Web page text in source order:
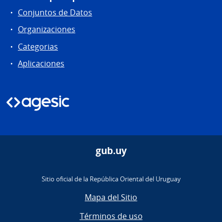
Conjuntos de Datos
Organizaciones
Categorias
Aplicaciones
gub.uy
Sitio oficial de la República Oriental del Uruguay
Mapa del Sitio
Términos de uso